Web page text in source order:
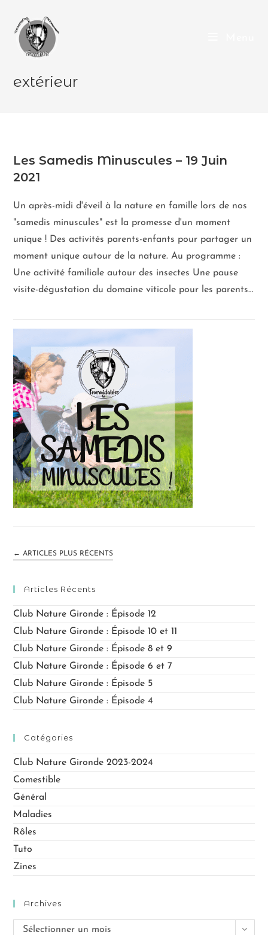
extérieur
Les Samedis Minuscules – 19 Juin
2021
Un après-midi d'éveil à la nature en famille lors de nos
"samedis minuscules" est la promesse d'un moment
unique ! Des activités parents-enfants pour partager un
moment unique autour de la nature. Au programme :
Une activité familiale autour des insectes Une pause
visite-dégustation du domaine viticole pour les parents…
← ARTICLES PLUS RÉCENTS
Articles Récents
Club Nature Gironde : Épisode 12
Club Nature Gironde : Épisode 10 et 11
Club Nature Gironde : Épisode 8 et 9
Club Nature Gironde : Épisode 6 et 7
Club Nature Gironde : Épisode 5
Club Nature Gironde : Épisode 4
Catégories
Club Nature Gironde 2023-2024
Comestible
Général
Maladies
Rôles
Tuto
Zines
Archives
Sélectionner un mois